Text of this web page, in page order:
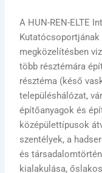
A HUN-REN-ELTE
megközelítésben
több résztémára
résztéma (késő
településhálózat,
építőanyagok és
középülettípusok
szentélyek, a
és
kialakulása,